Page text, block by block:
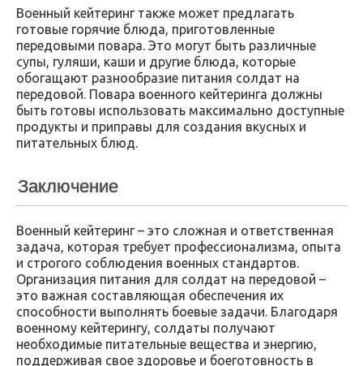
Военный кейтеринг также может предлагать
готовые горячие блюда, приготовленные
передовыми повара. Это могут быть различные
супы, гуляши, каши и другие блюда, которые
обогащают разнообразие питания солдат на
передовой. Повара военного кейтеринга должны
быть готовы использовать максимально доступные
продукты и приправы для создания вкусных и
питательных блюд.
Заключение
Военный кейтеринг – это сложная и ответственная
задача, которая требует профессионализма, опыта
и строгого соблюдения военных стандартов.
Организация питания для солдат на передовой –
это важная составляющая обеспечения их
способности выполнять боевые задачи. Благодаря
военному кейтерингу, солдаты получают
необходимые питательные вещества и энергию,
поддерживая свое здоровье и боеготовность в